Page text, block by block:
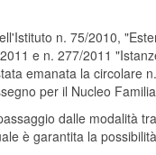
n. 75/2010,
e n. 277/2011
emanata la circolare
per il Nucleo
dalle modalità
è garantita la